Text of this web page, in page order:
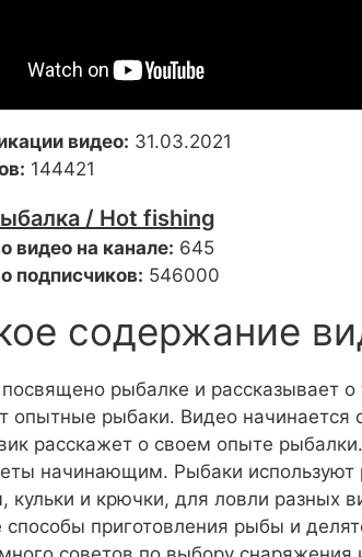
видео: 31.03.2021
144421
/ Hot fishing
видео на канале: 645
подписчиков: 546000
содержание
рыбалке и рассказывает
опытные рыбаки. Видео начинается
расскажет о своем опыте
начинающим. Рыбаки используют
кульки и крючки, для ловли
способы приготовления рыбы и